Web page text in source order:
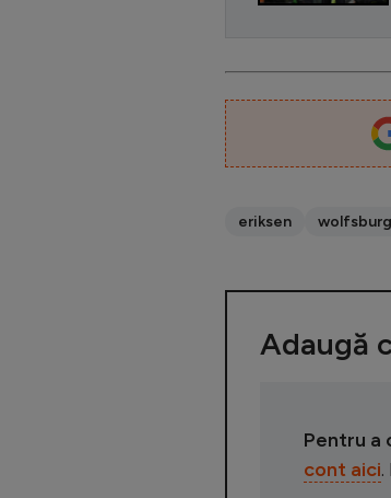
eriksen wolfsburg
Adaugă
Pentru a
cont aici